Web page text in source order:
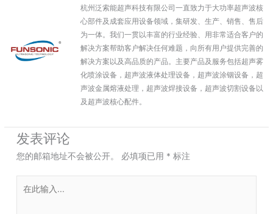
杭州泛索能超声科技有限公司一直致力于大功率超声波核
心部件及成套应用设备领域，集研发、生产、销售、售后
为一体。我们一贯以丰富的行业经验、用非常适合客户的
解决方案帮助客户解决任何难题，向所有用户提供完善的
解决方案以及高品质的产品。主要产品及服务包括超声雾
化喷涂设备，超声波液体处理设备，超声波涂铟设备，超
声波金属熔液处理，超声波焊接设备，超声波切割设备以
及超声波核心配件。
发表评论
您的邮箱地址不会被公开。 必填项已用 * 标注